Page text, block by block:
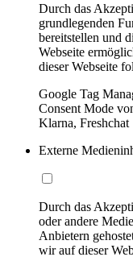
Durch das
grundlegenden
bereitstellen und
Webseite
dieser Webseite
Google Tag
Consent Mode
Klarna, Freshchat
Externe
Durch das
oder andere
Anbietern
wir auf dieser